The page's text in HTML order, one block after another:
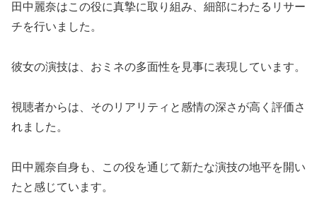
田中麗奈はこの役に真摯に取り組み、細部にわたるリサー
チを行いました。
彼女の演技は、おミネの多面性を見事に表現しています。
視聴者からは、そのリアリティと感情の深さが高く評価さ
れました。
田中麗奈自身も、この役を通じて新たな演技の地平を開い
たと感じています。